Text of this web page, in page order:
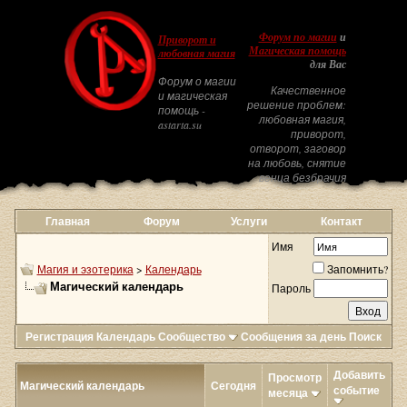
Приворот и
любовная магия
Форум о магии
и магическая
помощь -
astarta.su
Форум по магиии
Магическая помощь
для Вас
Качественное
решение проблем:
любовная магия,
приворот,
отворот, заговор
на любовь, снятие
венца безбрачия
Главная Форум Услуги Контакт
Магия и эзотерика > Календарь
Магический календарь
Имя
Запомнить?
Пароль
Регистрация КалендарьСообщество Сообщения за день Поиск
Магический календарь Сегодня
Просмотр
месяца
Добавить
событие